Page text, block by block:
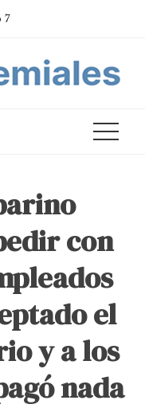
7
con
el
y a los
nada